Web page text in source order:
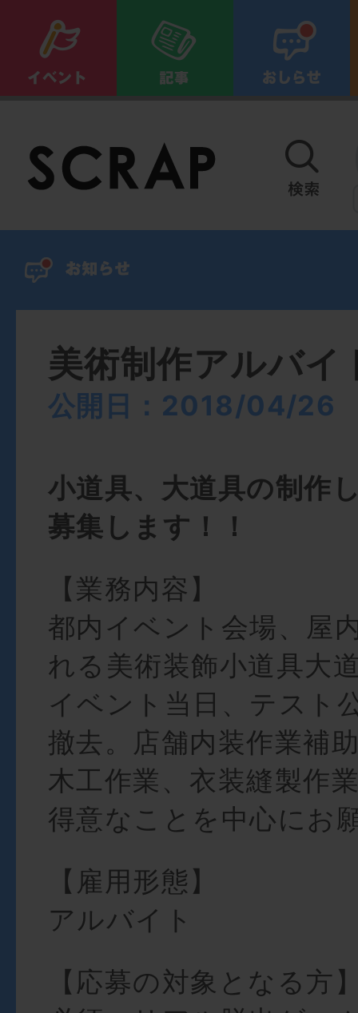
美術制作アルバイ
公開日：2018/04/26
小道具、大道具の制作
募集します！！
【業務内容】
都内イベント会場、屋
れる美術装飾小道具大
イベント当日、テスト
撤去。店舗内装作業補
木工作業、衣装縫製作
得意なことを中心にお
【雇用形態】
アルバイト
【応募の対象となる方